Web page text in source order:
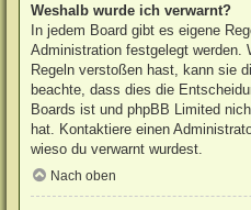
Weshalb wurde ich verwarnt?
In jedem Board gibt es eigene
Administration festgelegt werden.
Regeln verstoßen hast, kann sie
beachte, dass dies die
Boards ist und phpBB Limited
hat. Kontaktiere einen
wieso du verwarnt wurdest.
Nach oben